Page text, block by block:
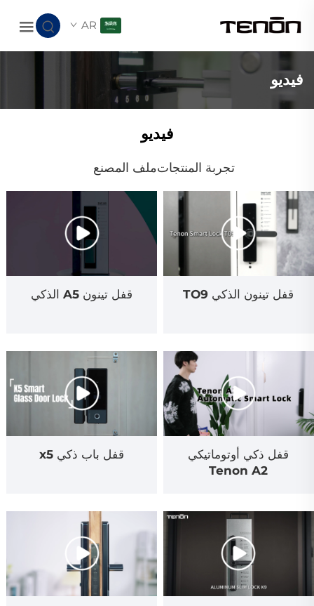
AR
فيديو
فيديو
تجربة المنتجاتملف المصنع
قفل تينون الذكي TO9 قفل تينون A5 الذكي
قفل ذكي أوتوماتيكي
Tenon A2
قفل باب ذكي x5